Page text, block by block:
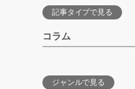
記事タイプで見る
コラム
ジャンルで見る